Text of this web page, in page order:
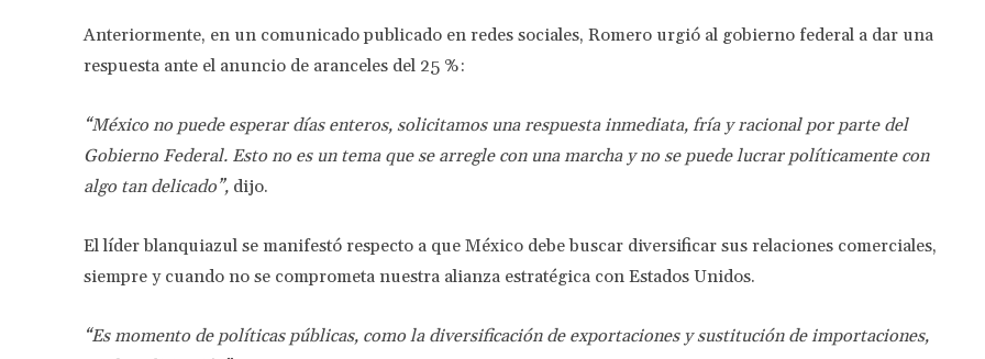
Anteriormente, en un comunicado publicado en redes sociales, Romero urgió al gobierno federal a dar una
respuesta ante el anuncio de aranceles del 25 %:
“México no puede esperar días enteros, solicitamos una respuesta inmediata, fría y racional por parte del
Gobierno Federal. Esto no es un tema que se arregle con una marcha y no se puede lucrar políticamente con
algo tan delicado”, dijo.
El líder blanquiazul se manifestó respecto a que México debe buscar diversificar sus relaciones comerciales,
siempre y cuando no se comprometa nuestra alianza estratégica con Estados Unidos.
“Es momento de políticas públicas, como la diversificación de exportaciones y sustitución de importaciones,